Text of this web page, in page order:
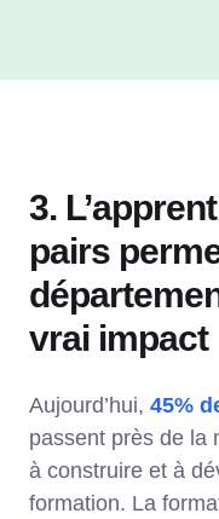
3.
pairs
vrai impact
Aujourd’hui, 45%
passent près de la
à construire et à
formation. La